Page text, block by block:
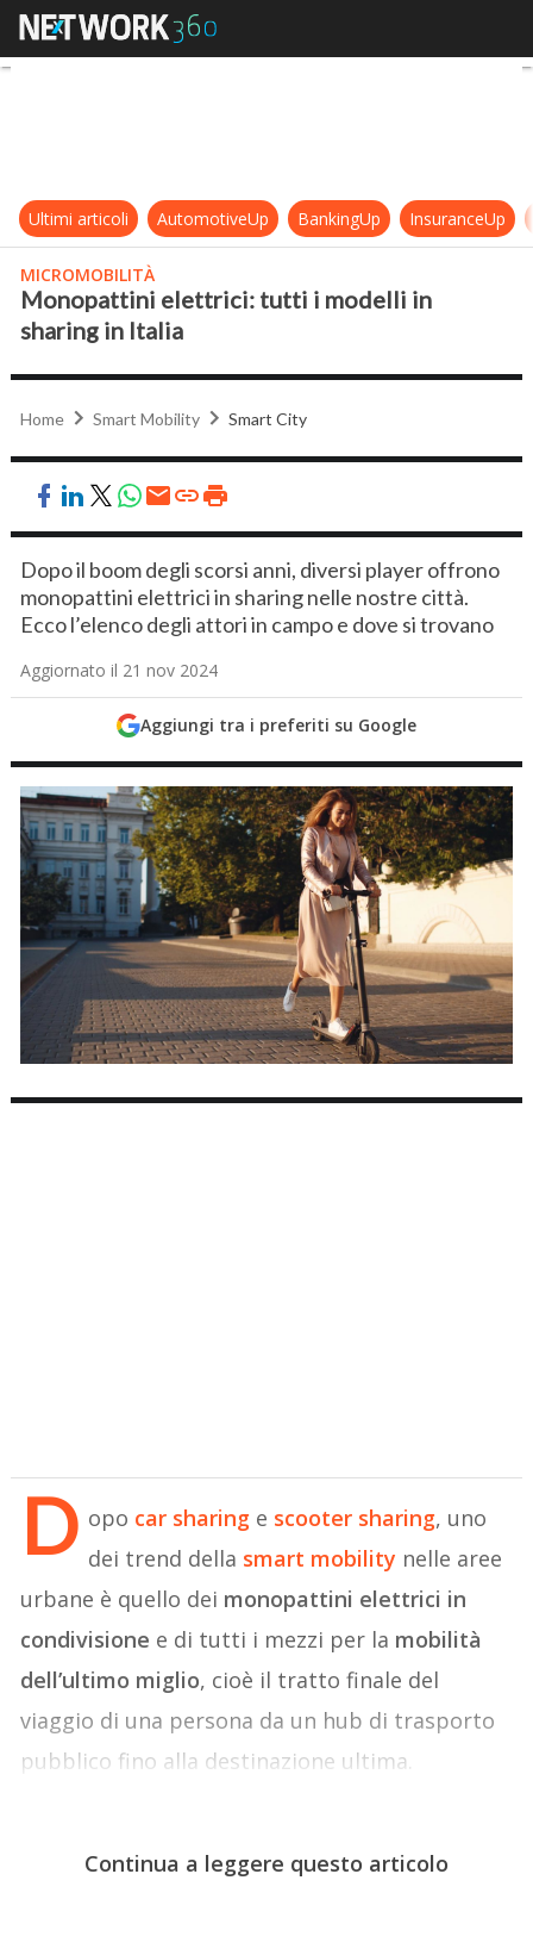
Monopattini elettrici: tutti i
Ultimi articoli AutomotiveUp BankingUp InsuranceUp
MICROMOBILITÀ
Monopattini elettrici: tutti i modelli in
sharing in Italia
Home Smart Mobility Smart City
Dopo il boom degli scorsi anni, diversi player offrono
monopattini elettrici in sharing nelle nostre città.
Ecco l’elenco degli attori in campo e dove si trovano
Aggiornato il 21 nov 2024
Aggiungi tra i preferiti su Google
D opo car sharing e scooter sharing, uno
dei trend della smart mobility nelle aree
urbane è quello dei monopattini elettrici in
condivisione e di tutti i mezzi per la mobilità
dell’ultimo miglio, cioè il tratto finale del
viaggio di una persona da un hub di trasporto
pubblico fino alla destinazione ultima.
Continua a leggere questo articolo